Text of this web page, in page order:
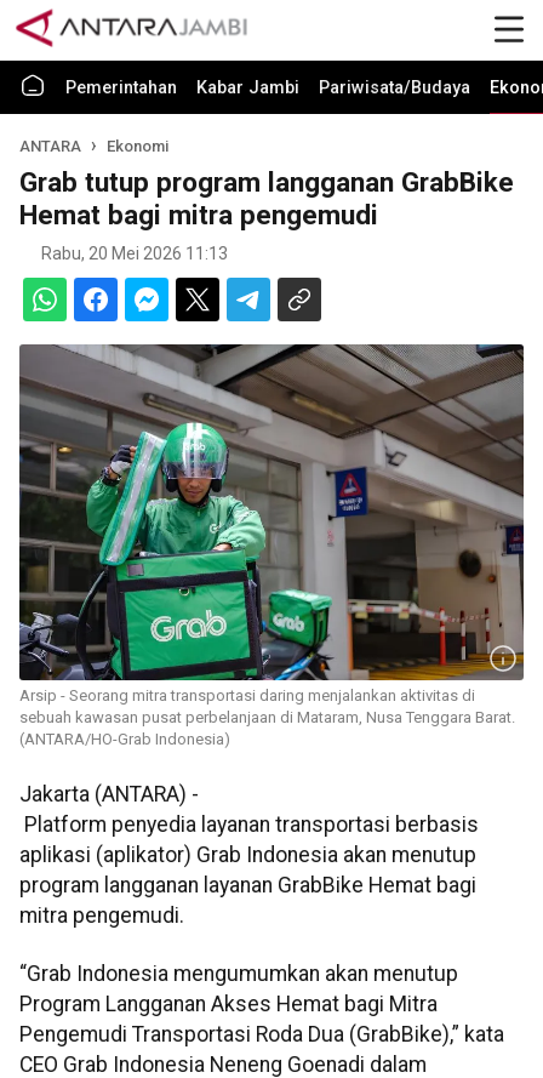
Pemerintahan Kabar Jambi Pariwisata/Budaya
ANTARA Ekonomi
Grab tutup program langganan GrabBike
Hemat bagi mitra pengemudi
Rabu, 20 Mei 2026 11:13
Arsip - Seorang mitra transportasi daring menjalankan aktivitas di
sebuah kawasan pusat perbelanjaan di Mataram, Nusa Tenggara Barat.
(ANTARA/HO-Grab Indonesia)
Jakarta (ANTARA) -
Platform penyedia layanan transportasi berbasis
aplikasi (aplikator) Grab Indonesia akan menutup
program langganan layanan GrabBike Hemat bagi
mitra pengemudi.
“Grab Indonesia mengumumkan akan menutup
Program Langganan Akses Hemat bagi Mitra
Pengemudi Transportasi Roda Dua (GrabBike),” kata
CEO Grab Indonesia Neneng Goenadi dalam